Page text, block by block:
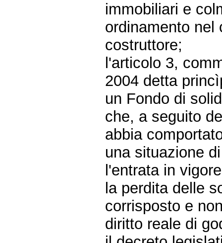
immobiliari e
ordinamento nel
costruttore;
l'articolo 3,
2004 detta
un Fondo di
che, a seguito
abbia
una situazione
l'entrata in
la perdita delle
corrisposto e
diritto reale di